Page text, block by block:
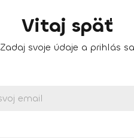
Vitaj späť
Zadaj svoje údaje a prihlás sa